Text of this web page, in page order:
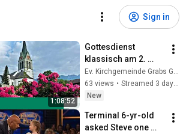
Sign in
1:08:52
Gottesdienst
klassisch am 2.
August um 10 Uhr
Ev. Kirchgemeinde Grabs Gams
63 views •
Streamed 3 days ago
New
Terminal 6-yr-old
asked Steve one